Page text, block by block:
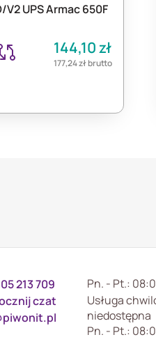
V2 UPS Armac 650F
144,10zł
177,24złbrutto
213 709
czat
Pn. - Pt.:
Usługa
niedostępna
Pn. - Pt.: